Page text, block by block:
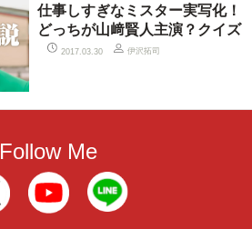
仕事しすぎなミスター実写化！
どっちが山﨑賢人主演？クイズ
2017.03.30 伊沢拓司
Follow Me